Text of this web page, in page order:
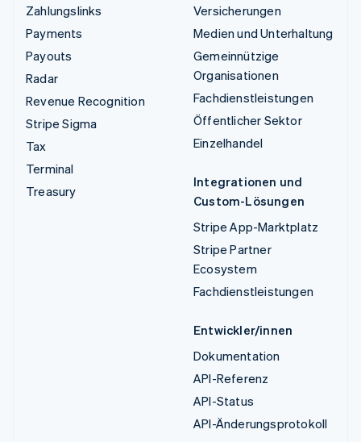
Zahlungslinks
Payments
Payouts
Radar
Revenue Recognition
Stripe Sigma
Tax
Terminal
Treasury
Versicherungen
Medien und Unterhaltung
Gemeinnützige
Organisationen
Fachdienstleistungen
Öffentlicher Sektor
Einzelhandel
Integrationen und
Custom-Lösungen
Stripe App-Marktplatz
Stripe Partner
Ecosystem
Fachdienstleistungen
Entwickler/innen
Dokumentation
API-Referenz
API-Status
API-Änderungsprotokoll